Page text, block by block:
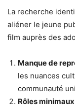
La recherche
aliéner le jeune
film auprès des
Manque de
les nuances
communauté
Rôles